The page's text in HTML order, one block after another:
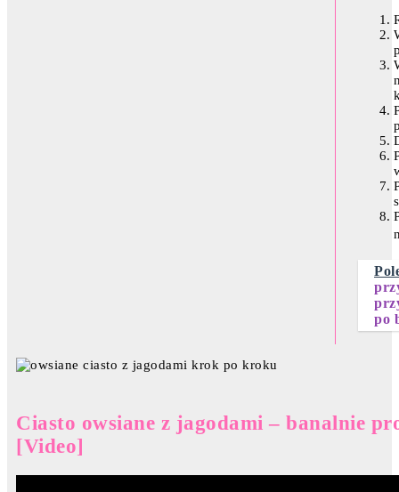
po
Ciasto owsiane z jagodami – banalnie
[Video]